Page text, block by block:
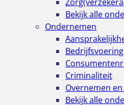
Bekijk alle
Ondernemen
Bedrijfsvoering
Criminaliteit
Overnemen
Bekijk alle